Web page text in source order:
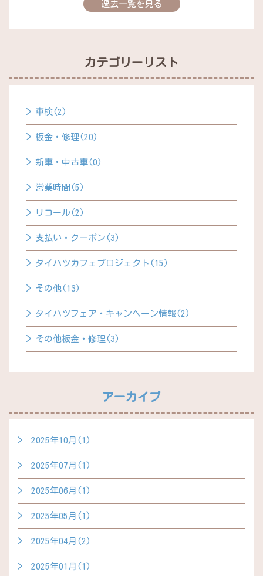
過去一覧を見る
カテゴリーリスト
車検(2)
板金・修理(20)
新車・中古車(0)
営業時間(5)
リコール(2)
支払い・クーポン(3)
ダイハツカフェプロジェクト(15)
その他(13)
ダイハツフェア・キャンペーン情報(2)
その他板金・修理(3)
アーカイブ
2025年10月(1)
2025年07月(1)
2025年06月(1)
2025年05月(1)
2025年04月(2)
2025年01月(1)